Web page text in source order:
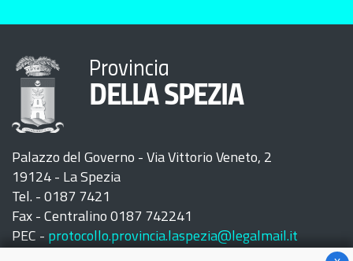
Provincia
DELLA SPEZIA
Palazzo del Governo - Via Vittorio Veneto, 2
19124 - La Spezia
Tel. - 0187 7421
Fax - Centralino 0187 742241
PEC - protocollo.provincia.laspezia@legalmail.it